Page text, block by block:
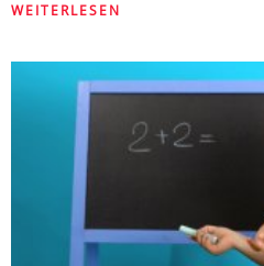
WEITERLESEN